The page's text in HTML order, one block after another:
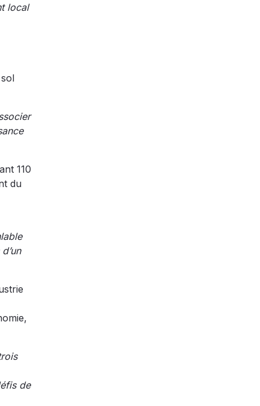
local
110
du
de